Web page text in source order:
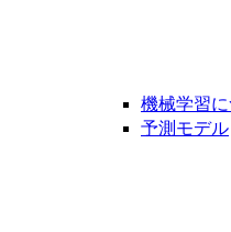
機械学習
予測モデル